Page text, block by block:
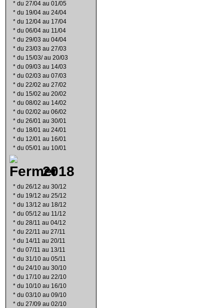
* du 27/04 au 01/05
* du 19/04 au 24/04
* du 12/04 au 17/04
* du 06/04 au 11/04
* du 29/03 au 04/04
* du 23/03 au 27/03
* du 15/03/ au 20/03
* du 09/03 au 14/03
* du 02/03 au 07/03
* du 22/02 au 27/02
* du 15/02 au 20/02
* du 08/02 au 14/02
* du 02/02 au 06/02
* du 26/01 au 30/01
* du 18/01 au 24/01
* du 12/01 au 16/01
* du 05/01 au 10/01
2018
* du 26/12 au 30/12
* du 19/12 au 25/12
* du 13/12 au 18/12
* du 05/12 au 11/12
* du 28/11 au 04/12
* du 22/11 au 27/11
* du 14/11 au 20/11
* du 07/11 au 13/11
* du 31/10 au 05/11
* du 24/10 au 30/10
* du 17/10 au 22/10
* du 10/10 au 16/10
* du 03/10 au 09/10
* du 27/09 au 02/10